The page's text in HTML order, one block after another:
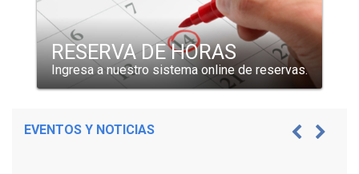
RESERVA DE HORAS
Ingresa a nuestro sistema online de reservas.
EVENTOS Y NOTICIAS